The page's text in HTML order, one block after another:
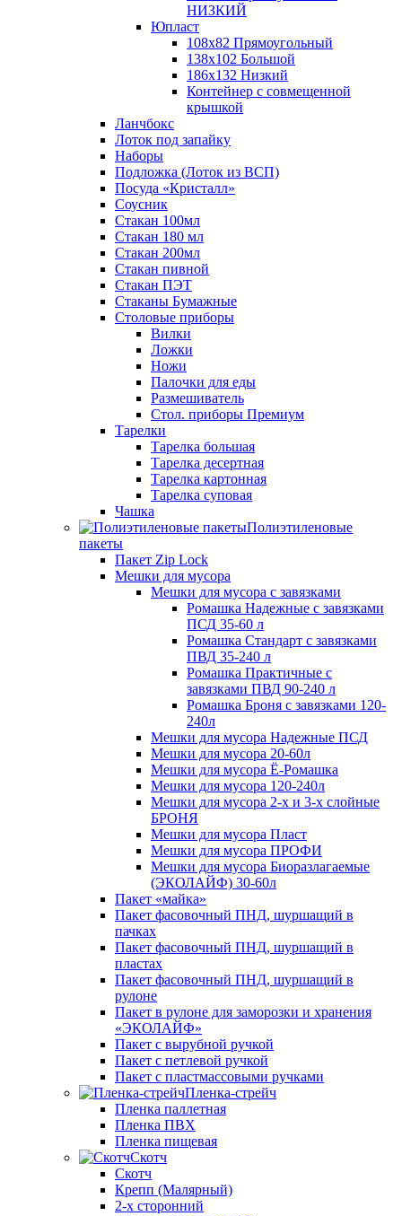
НИЗКИЙ
Юпласт
108х82 Прямоугольный
138х102 Большой
186х132 Низкий
Контейнер с совмещенной
крышкой
Ланчбокс
Лоток под запайку
Наборы
Подложка (Лоток из ВСП)
Посуда «Кристалл»
Соусник
Стакан 100мл
Стакан 180 мл
Стакан 200мл
Стакан пивной
Стакан ПЭТ
Стаканы Бумажные
Столовые приборы
Вилки
Ложки
Ножи
Палочки для еды
Размешиватель
Стол. приборы Премиум
Тарелки
Тарелка большая
Тарелка десертная
Тарелка картонная
Тарелка суповая
Чашка
Полиэтиленовые
пакеты
Пакет Zip Lock
Мешки для мусора
Мешки для мусора с завязками
Ромашка Надежные с завязками
ПСД 35-60 л
Ромашка Стандарт с завязками
ПВД 35-240 л
Ромашка Практичные с
завязками ПВД 90-240 л
Ромашка Броня с завязками 120-
240л
Мешки для мусора Надежные ПСД
Мешки для мусора 20-60л
Мешки для мусора Ё-Ромашка
Мешки для мусора 120-240л
Мешки для мусора 2-х и 3-х слойные
БРОНЯ
Мешки для мусора Пласт
Мешки для мусора ПРОФИ
Мешки для мусора Биоразлагаемые
(ЭКОЛАЙФ) 30-60л
Пакет «майка»
Пакет фасовочный ПНД, шуршащий в
пачках
Пакет фасовочный ПНД, шуршащий в
пластах
Пакет фасовочный ПНД, шуршащий в
рулоне
Пакет в рулоне для заморозки и хранения
«ЭКОЛАЙФ»
Пакет с вырубной ручкой
Пакет с петлевой ручкой
Пакет с пластмассовыми ручками
Пленка-стрейч
Пленка паллетная
Пленка ПВХ
Пленка пищевая
Скотч
Скотч
Крепп (Малярный)
2-х сторонний